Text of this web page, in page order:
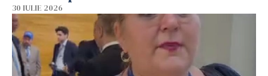
30 IULIE 2026